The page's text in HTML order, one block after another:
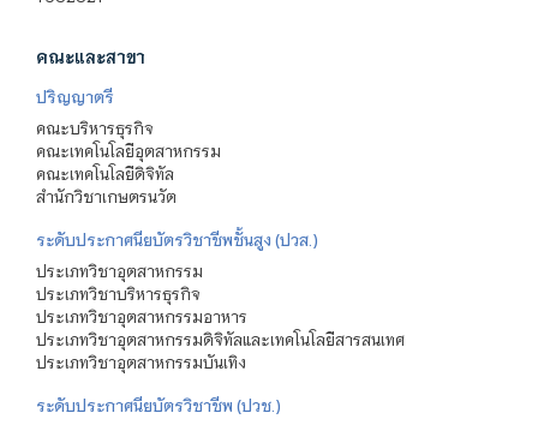
คณะและสาขา
ปริญญาตรี
คณะบริหารธุรกิจ
คณะเทคโนโลยีอุตสาหกรรม
คณะเทคโนโลยีดิจิทัล
สำนักวิชาเกษตรนวัต
ระดับประกาศนียบัตรวิชาชีพชั้นสูง (ปวส.)
ประเภทวิชาอุตสาหกรรม
ประเภทวิชาบริหารธุรกิจ
ประเภทวิชาอุตสาหกรรมอาหาร
ประเภทวิชาอุตสาหกรรมดิจิทัลและเทคโนโลยีสารสนเทศ
ประเภทวิชาอุตสาหกรรมบันเทิง
ระดับประกาศนียบัตรวิชาชีพ (ปวช.)